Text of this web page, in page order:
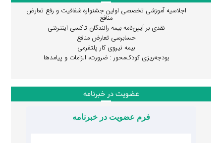
اجلاسیه آموزشی تخصصی اولین جشنواره شفافیت و رفع تعارض
منافع
نقدی بر آیین‌نامه بیمه رانندگان تاکسی اینترنتی
حسابرسی تعارض منافع
بیمه نیروی کار پلتفرمی
بودجه‌ریزی کودک‌محور : ضرورت، الزامات و پیامدها
عضویت در خبرنامه
فرم عضویت در خبرنامه